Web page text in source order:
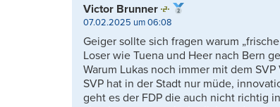
Victor Brunner
07.02.2025 um 06:08
Geiger sollte sich fragen warum
Loser wie Tuena und Heer nach Bern
Warum Lukas noch immer mit dem
SVP hat in der Stadt nur müde,
geht es der FDP die auch nicht richtig